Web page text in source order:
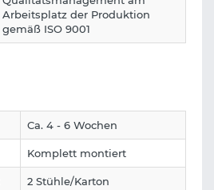
Arbeitsplatz der Produktion
gemäß ISO 9001
Ca. 4 - 6 Wochen
Komplett montiert
2 Stühle/Karton